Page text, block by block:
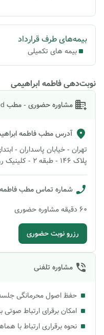
بیمه‌های طرف قرارداد
بیمه های تکمیلی
نوبت‌دهی فاطمه ابراهیمی
مشاوره حضوری - مطب undefined
آدرس مطبفاطمه
پلاک 146 - طبقه 2 - کلینیک روانشناسی آرامش من
شماره تماس مطب
60 دقیقهمشاوره حضوری
رزرو نوبت حضوری
مشاوره تلفنی
حفظ اصول محرمانگی
امکان برقرای ارتباط
نحوه برقراری ارتباط با